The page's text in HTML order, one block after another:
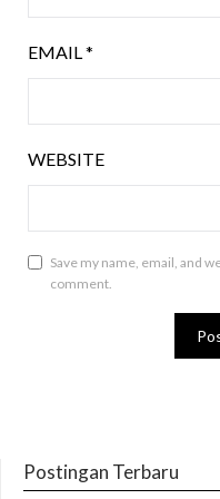
EMAIL*
WEBSITE
Save my name, email, and
comment.
Postingan Terbaru